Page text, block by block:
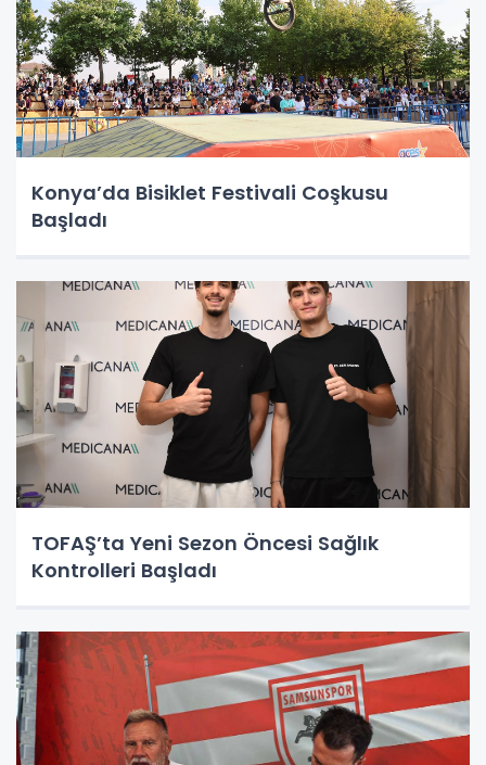
Konya’da Bisiklet Festivali Coşkusu
Başladı
TOFAŞ’ta Yeni Sezon Öncesi Sağlık
Kontrolleri Başladı